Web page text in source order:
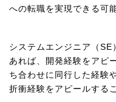
への転職を実現できる可
システムエンジニア（
あれば、開発経験をアピ
ち合わせに同行した経験
折衝経験をアピールする